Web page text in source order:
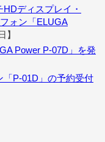
ディスプレイ・
ォン「ELUGA
】
Power P-07D」を発
P-01D」の予約受付